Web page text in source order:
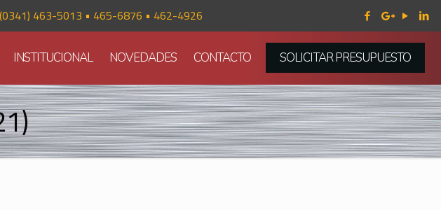
463-5013 • 465-6876 • 462-4926
INSTITUCIONAL NOVEDADES CONTACTO SOLICITAR PRESUPUESTO